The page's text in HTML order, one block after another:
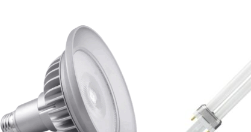
Bæta á
óskalista